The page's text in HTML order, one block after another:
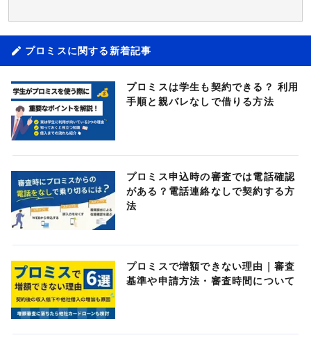
プロミスに関する新着記事
プロミスは学生も契約できる？ 利用
手順と親バレなしで借りる方法
プロミス申込時の審査では電話確認
がある？電話連絡なしで契約する方
法
プロミスで増額できない理由｜審査
基準や申請方法・審査時間について